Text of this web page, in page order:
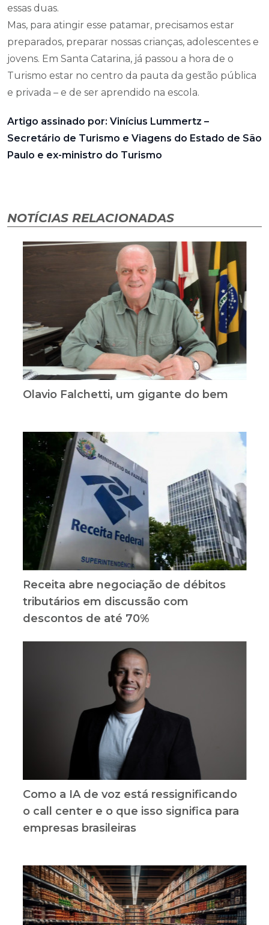
essas duas.
Mas, para atingir esse patamar, precisamos estar
preparados, preparar nossas crianças, adolescentes e
jovens. Em Santa Catarina, já passou a hora de o
Turismo estar no centro da pauta da gestão pública
e privada – e de ser aprendido na escola.
Artigo assinado por: Vinícius Lummertz –
Secretário de Turismo e Viagens do Estado de São
Paulo e ex-ministro do Turismo
NOTÍCIAS RELACIONADAS
Olavio Falchetti, um gigante do bem
Receita abre negociação de débitos
tributários em discussão com
descontos de até 70%
Como a IA de voz está ressignificando
o call center e o que isso significa para
empresas brasileiras